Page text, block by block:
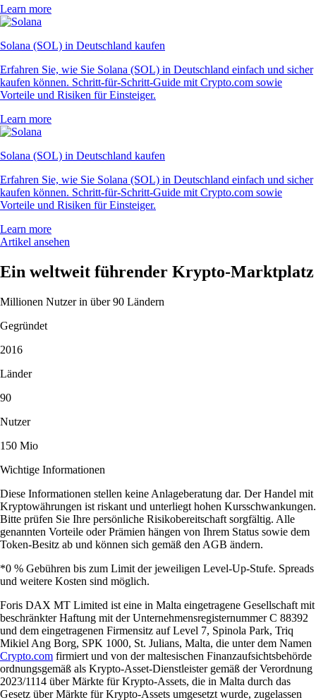
Learn more
Solana (SOL) in Deutschland kaufen
Erfahren Sie, wie Sie Solana (SOL) in Deutschland einfach und sicher
kaufen können. Schritt-für-Schritt-Guide mit Crypto.com sowie
Vorteile und Risiken für Einsteiger.
Learn more
Solana (SOL) in Deutschland kaufen
Erfahren Sie, wie Sie Solana (SOL) in Deutschland einfach und sicher
kaufen können. Schritt-für-Schritt-Guide mit Crypto.com sowie
Vorteile und Risiken für Einsteiger.
Learn more
Artikel ansehen
Ein weltweit führender Krypto-Marktplatz
Millionen Nutzer in über 90 Ländern
Gegründet
2016
Länder
90
Nutzer
150 Mio
Wichtige Informationen
Diese Informationen stellen keine Anlageberatung dar. Der Handel mit
Kryptowährungen ist riskant und unterliegt hohen Kursschwankungen.
Bitte prüfen Sie Ihre persönliche Risikobereitschaft sorgfältig. Alle
genannten Vorteile oder Prämien hängen von Ihrem Status sowie dem
Token-Besitz ab und können sich gemäß den AGB ändern.
*0 % Gebühren bis zum Limit der jeweiligen Level-Up-Stufe. Spreads
und weitere Kosten sind möglich.
Foris DAX MT Limited ist eine in Malta eingetragene Gesellschaft mit
beschränkter Haftung mit der Unternehmensregisternummer C 88392
und dem eingetragenen Firmensitz auf Level 7, Spinola Park, Triq
Mikiel Ang Borg, SPK 1000, St. Julians, Malta, die unter dem Namen
Crypto.com firmiert und von der maltesischen Finanzaufsichtsbehörde
ordnungsgemäß als Krypto-Asset-Dienstleister gemäß der Verordnung
2023/1114 über Märkte für Krypto-Assets, die in Malta durch das
Gesetz über Märkte für Krypto-Assets umgesetzt wurde, zugelassen